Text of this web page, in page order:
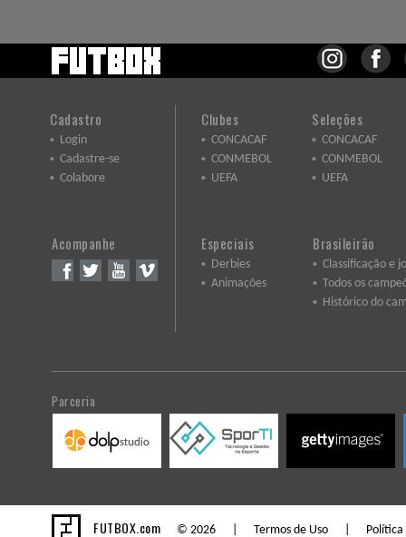
Cadastro
Login
Cadastre-se
Colabore
Acompanhe
Clubes
CONCACAF
CONMEBOL
UEFA
Seleções
CONCACAF
CONMEBOL
UEFA
Especiais
Derbies
Animações
Brasileirão
Classificação e
Todos os
Histórico do
Parceria
FUTBOX.com © 2026 | Termos de Uso Política